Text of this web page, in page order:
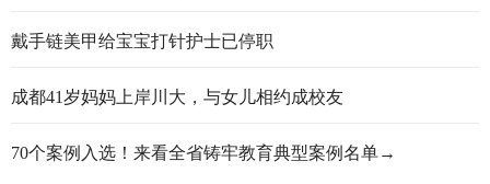
戴手链美甲给宝宝打针护士已停职
成都41岁妈妈上岸川大，与女儿相约成校友
70个案例入选！来看全省铸牢教育典型案例名单→